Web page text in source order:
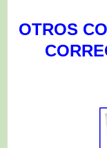
OTROS